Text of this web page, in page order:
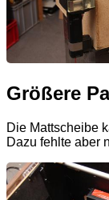
Größere
Die Mattscheibe
Dazu fehlte aber